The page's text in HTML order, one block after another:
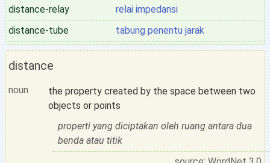
distance-relay
relai impedansi
distance-tube
tabung penentu jarak
distance
noun
the property created by the space between two
objects or points
properti yang diciptakan oleh ruang antara dua
benda atau titik